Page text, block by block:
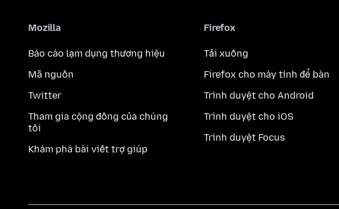
Mozilla
Báo cáo lạm dụng thương hiệu
Mã nguồn
Twitter
Tham gia cộng đồng của chúng
tôi
Khám phá bài viết trợ giúp
Firefox
Tải xuống
Firefox cho máy tính để bàn
Trình duyệt cho Android
Trình duyệt cho iOS
Trình duyệt Focus